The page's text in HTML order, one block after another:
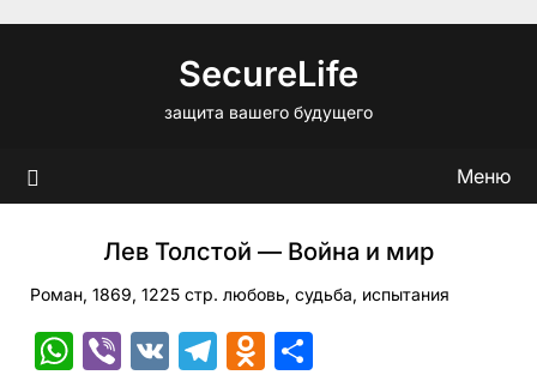
SecureLife
защита вашего будущего
Меню
Лев Толстой — Война и мир
Роман, 1869, 1225 стр. любовь, судьба, испытания
WhatsApp
Viber
VK Telegram
Odnoklassniki